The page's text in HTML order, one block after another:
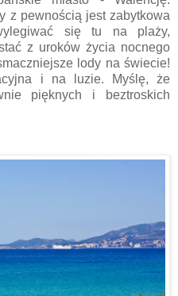
z pewnością jest zabytkowa
się tu na plaży,
z uroków życia nocnego
lody na świecie!
i na luzie. Myślę, że
pięknych i beztroskich